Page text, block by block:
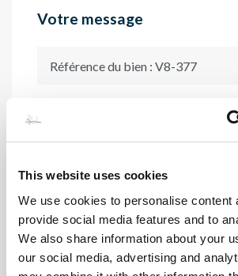
This website uses cookies
We use cookies to personalise content
provide social media features and to
We also share information about your
our social media, advertising and
Votre message